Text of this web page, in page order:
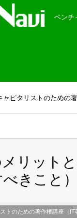
ベンチ
ャピタリストのための
リット
きこと
トのための著作権講座（IT